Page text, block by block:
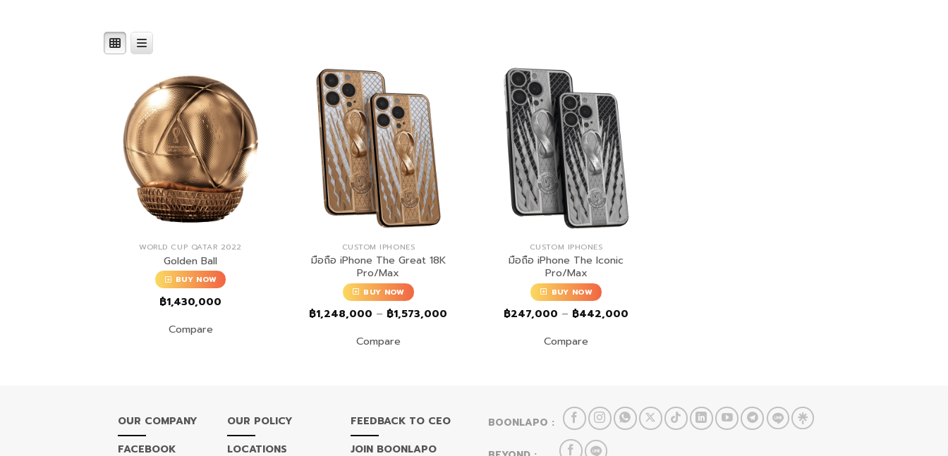
WORLD CUP QATAR 2022
Golden Ball
BUY NOW
฿1,430,000
Compare
CUSTOM IPHONES
มือถือ iPhone The Great 18K
Pro/Max
BUY NOW
฿1,248,000 – ฿1,573,000
Compare
CUSTOM IPHONES
มือถือ iPhone The Iconic
Pro/Max
BUY NOW
฿247,000 – ฿442,000
Compare
OUR COMPANY
FACEBOOK
OUR POLICY
LOCATIONS
FEEDBACK TO CEO
JOIN BOONLAPO
BOONLAPO :